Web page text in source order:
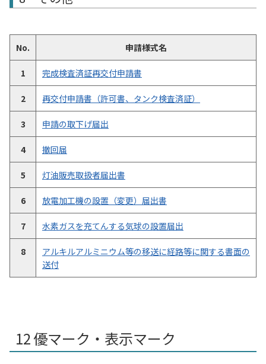
No. 申請様式名
1 完成検査済証再交付申請書
2 再交付申請書（許可書、タンク検査済証）
3 申請の取下げ届出
4 撤回届
5 灯油販売取扱者届出書
6 放電加工機の設置（変更）届出書
7 水素ガスを充てんする気球の設置届出
8
アルキルアルミニウム等の移送に経路等に関する書面の
送付
優マーク・表示マーク